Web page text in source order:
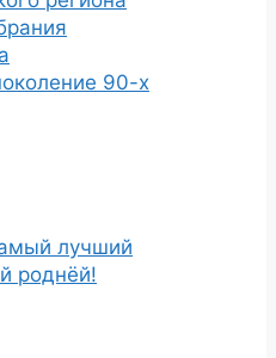
90-х
лучший
роднёй!